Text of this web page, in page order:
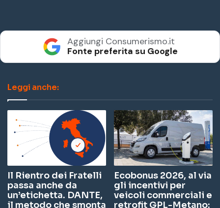
Aggiungi Consumerismo.it
Fonte preferita su Google
Leggi anche:
Il Rientro dei Fratelli
passa anche da
un’etichetta. DANTE,
il metodo che smonta
Ecobonus 2026, al via
gli incentivi per
veicoli commerciali e
retrofit GPL-Metano: